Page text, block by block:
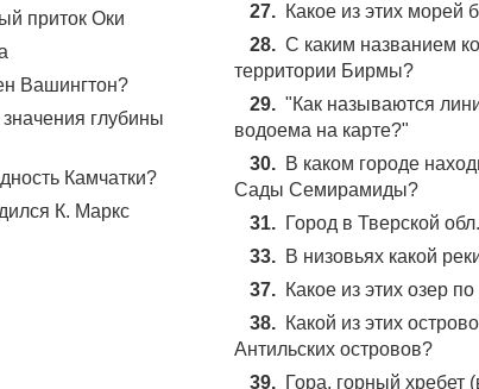
приток Оки
Вашингтон?
глубины
Камчатки?
К. Маркс
27. Какое из этих
28. С каким названием
территории Бирмы?
29. "Как называются
водоема на карте?"
30. В каком городе
Сады Семирамиды?
31. Город в Тверской обл.
33. В низовьях какой
37. Какое из этих озер
38. Какой из этих
Антильских островов?
39. Гора, горный